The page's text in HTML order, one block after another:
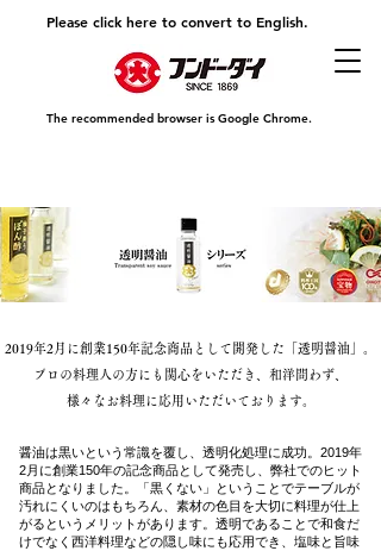
Please click here to convert to English.
The recommended browser is Google Chrome.
2019年2月に創業150年記念商品として開発した「透明醤油」。
プロの料理人の方にも関心をいただき、和洋問わず、
様々なお料理に応用いただいております。
醤油は黒いという常識を覆し、透明化処理に成功。2019年
2月に創業150年の記念商品として発売し、弊社でのヒット
商品となりました。「黒くない」ということでテーブルが
汚れにくいのはもちろん、素材の色目を大切に料理が仕上
がるというメリットがあります。透明であることで和食だ
けでなく西洋料理などの隠し味にも応用でき、塩味と旨味